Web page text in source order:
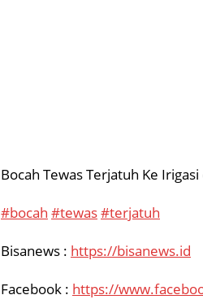
Bocah Tewas Terjatuh Ke
#bocah #tewas#terjatuh
Bisanews : https://bisanews.id
Facebook : https://